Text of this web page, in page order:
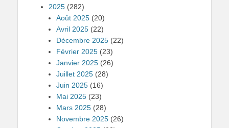
2025 (282)
Août 2025 (20)
Avril 2025 (22)
Décembre 2025 (22)
Février 2025 (23)
Janvier 2025 (26)
Juillet 2025 (28)
Juin 2025 (16)
Mai 2025 (23)
Mars 2025 (28)
Novembre 2025 (26)